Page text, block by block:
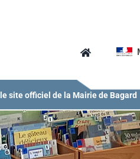
site officiel de la Mairie de Bagard